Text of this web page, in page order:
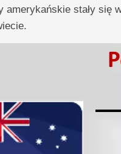
amerykańskie stały się